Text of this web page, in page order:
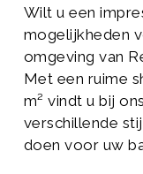
Wilt u een
mogelijkheden
omgeving van
Met een ruime
m² vindt u bij
verschillende
doen voor uw